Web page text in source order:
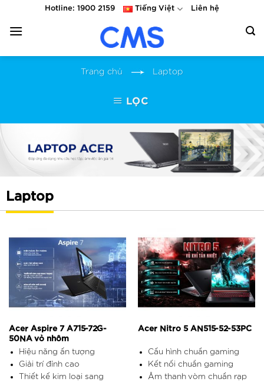
content
Hotline: 1900 2159 Tiếng Việt Liên hệ
Trang chủ Laptop
LỌC
Laptop
Acer Aspire 7 A715-72G-
50NA vỏ nhôm
Hiệu năng ấn tượng
Giải trí đỉnh cao
Thiết kế kim loại sang
Acer Nitro 5 AN515-52-53PC
Cấu hình chuẩn gaming
Kết nối chuẩn gaming
Âm thanh vòm chuẩn rạp